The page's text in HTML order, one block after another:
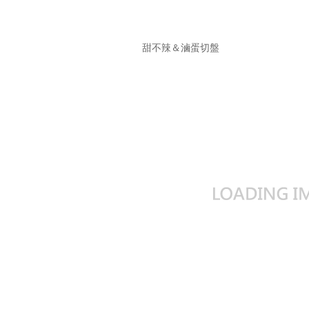
甜不辣＆滷蛋切盤